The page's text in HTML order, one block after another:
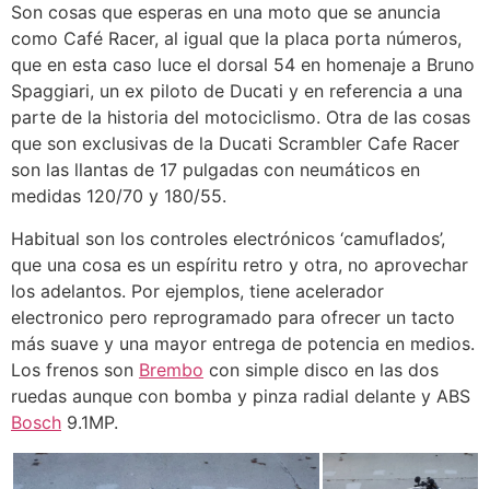
Son cosas que esperas en una moto que se anuncia
como Café Racer, al igual que la placa porta números,
que en esta caso luce el dorsal 54 en homenaje a Bruno
Spaggiari, un ex piloto de Ducati y en referencia a una
parte de la historia del motociclismo. Otra de las cosas
que son exclusivas de la Ducati Scrambler Cafe Racer
son las llantas de 17 pulgadas con neumáticos en
medidas 120/70 y 180/55.
Habitual son los controles electrónicos ‘camuflados’,
que una cosa es un espíritu retro y otra, no aprovechar
los adelantos. Por ejemplos, tiene acelerador
electronico pero reprogramado para ofrecer un tacto
más suave y una mayor entrega de potencia en medios.
Los frenos son Brembo con simple disco en las dos
ruedas aunque con bomba y pinza radial delante y ABS
Bosch 9.1MP.